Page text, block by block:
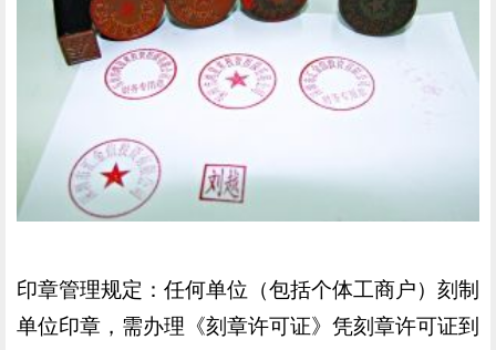
印章管理规定：任何单位（包括个体工商户）刻制
单位印章，需办理《刻章许可证》凭刻章许可证到